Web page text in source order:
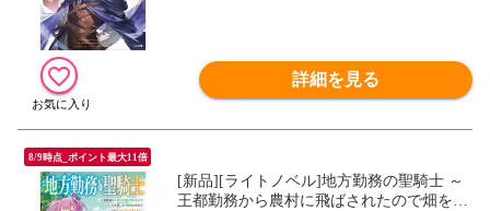
詳細を見る
8/9時点_ポイント最大11倍
[新品][ライトノベル]地方勤務の聖騎士 ～
王都勤務から農村に飛ばされたので畑を耕